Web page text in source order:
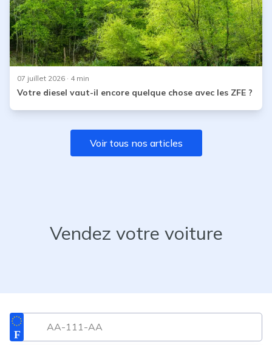
07 juillet 2026 · 4 min
Votre diesel vaut-il encore quelque chose avec les ZFE ?
Voir tous nos articles
Vendez votre voiture